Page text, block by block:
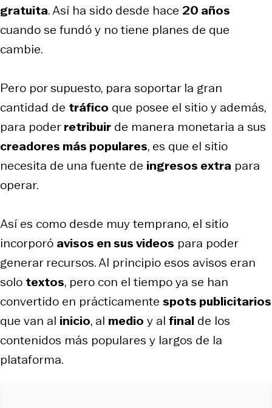
gratuita. Así ha sido desde hace 20 años
cuando se fundó y no tiene planes de que
cambie.
Pero por supuesto, para soportar la gran
cantidad de tráfico que posee el sitio y además,
para poderretribuir de manera monetaria a sus
creadores más populares, es que el sitio
necesita de una fuente de ingresos extra para
operar.
Así es como desde muy temprano, el sitio
incorporó avisos en sus videos para poder
generar recursos. Al principio esos avisos eran
solo textos, pero con el tiempo ya se han
convertido en prácticamente spots publicitarios
que van al inicio, al medio y al final de los
contenidos más populares y largos de la
plataforma.